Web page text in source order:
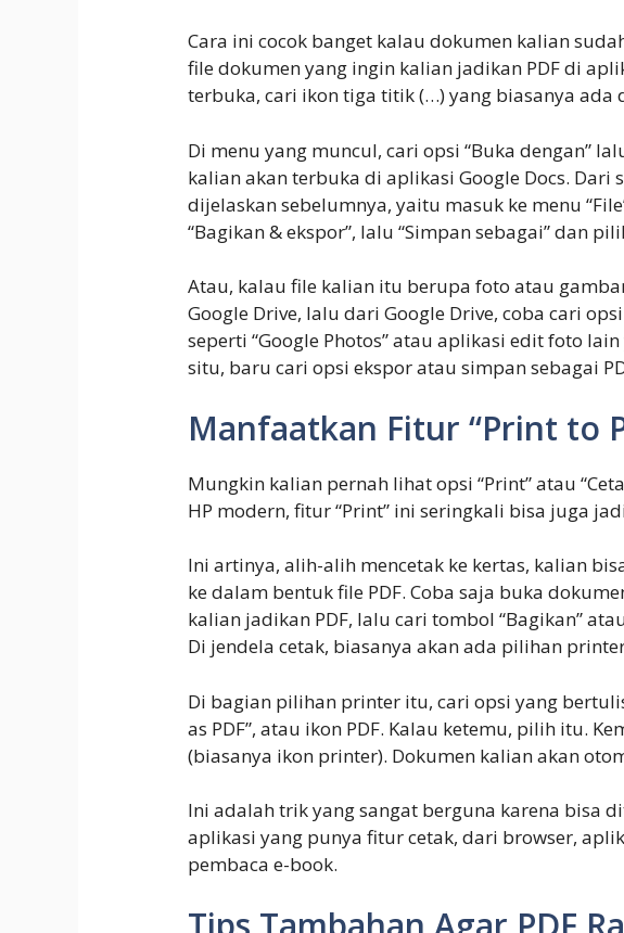
Cara ini cocok banget kalau dokumen kalian
file dokumen yang ingin kalian jadikan PDF di
terbuka, cari ikon tiga titik (…) yang biasanya ada
Di menu yang muncul, cari opsi “Buka dengan”
kalian akan terbuka di aplikasi Google Docs. Dari
dijelaskan sebelumnya, yaitu masuk ke menu
“Bagikan & ekspor”, lalu “Simpan sebagai” dan
Atau, kalau file kalian itu berupa foto atau
Google Drive, lalu dari Google Drive, coba cari
seperti “Google Photos” atau aplikasi edit foto
situ, baru cari opsi ekspor atau simpan sebagai
Manfaatkan Fitur “Print to
Mungkin kalian pernah lihat opsi “Print” atau
HP modern, fitur “Print” ini seringkali bisa juga jadi
Ini artinya, alih-alih mencetak ke kertas, kalian
ke dalam bentuk file PDF. Coba saja buka
kalian jadikan PDF, lalu cari tombol “Bagikan”
Di jendela cetak, biasanya akan ada pilihan
Di bagian pilihan printer itu, cari opsi yang
as PDF”, atau ikon PDF. Kalau ketemu, pilih itu.
(biasanya ikon printer). Dokumen kalian akan
Ini adalah trik yang sangat berguna karena bisa
aplikasi yang punya fitur cetak, dari browser,
pembaca e-book.